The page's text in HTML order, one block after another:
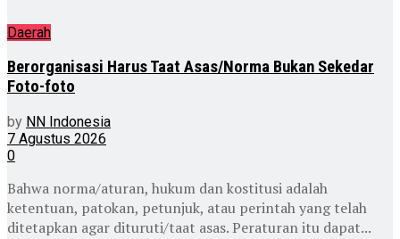
Daerah
Berorganisasi Harus Taat Asas/Norma Bukan Sekedar
Foto-foto
by NN Indonesia
7 Agustus 2026
0
Bahwa norma/aturan, hukum dan kostitusi adalah
ketentuan, patokan, petunjuk, atau perintah yang telah
ditetapkan agar dituruti/taat asas. Peraturan itu dapat...